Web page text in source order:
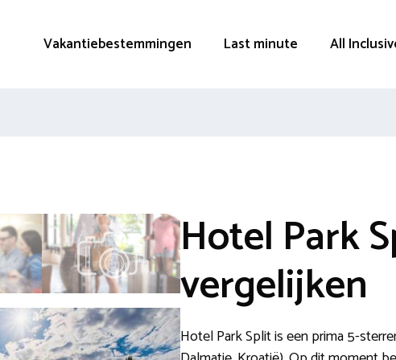
Vakantiebestemmingen Last minute All
Hotel Park
vergelijken
Hotel Park Split is een prima 5-